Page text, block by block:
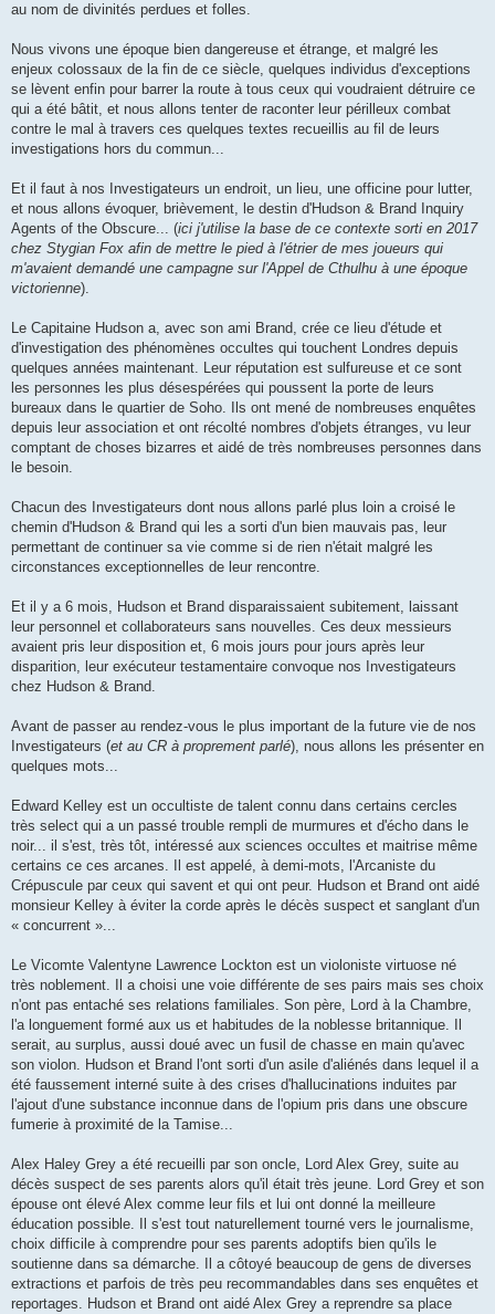
au nom de divinités perdues et folles.
Nous vivons une époque bien dangereuse et étrange, et malgré les
enjeux colossaux de la fin de ce siècle, quelques individus d'exceptions
se lèvent enfin pour barrer la route à tous ceux qui voudraient détruire ce
qui a été bâtit, et nous allons tenter de raconter leur périlleux combat
contre le mal à travers ces quelques textes recueillis au fil de leurs
investigations hors du commun...
Et il faut à nos Investigateurs un endroit, un lieu, une officine pour lutter,
et nous allons évoquer, brièvement, le destin d'Hudson & Brand Inquiry
Agents of the Obscure... (ici j'utilise la base de ce contexte sorti en 2017
chez Stygian Fox afin de mettre le pied à l'étrier de mes joueurs qui
m'avaient demandé une campagne sur l'Appel de Cthulhu à une époque
victorienne).
Le Capitaine Hudson a, avec son ami Brand, crée ce lieu d'étude et
d'investigation des phénomènes occultes qui touchent Londres depuis
quelques années maintenant. Leur réputation est sulfureuse et ce sont
les personnes les plus désespérées qui poussent la porte de leurs
bureaux dans le quartier de Soho. Ils ont mené de nombreuses enquêtes
depuis leur association et ont récolté nombres d'objets étranges, vu leur
comptant de choses bizarres et aidé de très nombreuses personnes dans
le besoin.
Chacun des Investigateurs dont nous allons parlé plus loin a croisé le
chemin d'Hudson & Brand qui les a sorti d'un bien mauvais pas, leur
permettant de continuer sa vie comme si de rien n'était malgré les
circonstances exceptionnelles de leur rencontre.
Et il y a 6 mois, Hudson et Brand disparaissaient subitement, laissant
leur personnel et collaborateurs sans nouvelles. Ces deux messieurs
avaient pris leur disposition et, 6 mois jours pour jours après leur
disparition, leur exécuteur testamentaire convoque nos Investigateurs
chez Hudson & Brand.
Avant de passer au rendez-vous le plus important de la future vie de nos
Investigateurs (et au CR à proprement parlé), nous allons les présenter en
quelques mots...
Edward Kelley est un occultiste de talent connu dans certains cercles
très select qui a un passé trouble rempli de murmures et d'écho dans le
noir... il s'est, très tôt, intéressé aux sciences occultes et maitrise même
certains ce ces arcanes. Il est appelé, à demi-mots, l'Arcaniste du
Crépuscule par ceux qui savent et qui ont peur. Hudson et Brand ont aidé
monsieur Kelley à éviter la corde après le décès suspect et sanglant d'un
« concurrent »...
Le Vicomte Valentyne Lawrence Lockton est un violoniste virtuose né
très noblement. Il a choisi une voie différente de ses pairs mais ses choix
n'ont pas entaché ses relations familiales. Son père, Lord à la Chambre,
l'a longuement formé aux us et habitudes de la noblesse britannique. Il
serait, au surplus, aussi doué avec un fusil de chasse en main qu'avec
son violon. Hudson et Brand l'ont sorti d'un asile d'aliénés dans lequel il a
été faussement interné suite à des crises d'hallucinations induites par
l'ajout d'une substance inconnue dans de l'opium pris dans une obscure
fumerie à proximité de la Tamise...
Alex Haley Grey a été recueilli par son oncle, Lord Alex Grey, suite au
décès suspect de ses parents alors qu'il était très jeune. Lord Grey et son
épouse ont élevé Alex comme leur fils et lui ont donné la meilleure
éducation possible. Il s'est tout naturellement tourné vers le journalisme,
choix difficile à comprendre pour ses parents adoptifs bien qu'ils le
soutienne dans sa démarche. Il a côtoyé beaucoup de gens de diverses
extractions et parfois de très peu recommandables dans ses enquêtes et
reportages. Hudson et Brand ont aidé Alex Grey a reprendre sa place